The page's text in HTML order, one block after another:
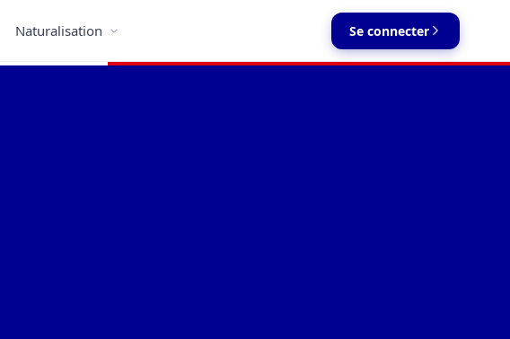
Naturalisation Se connecter